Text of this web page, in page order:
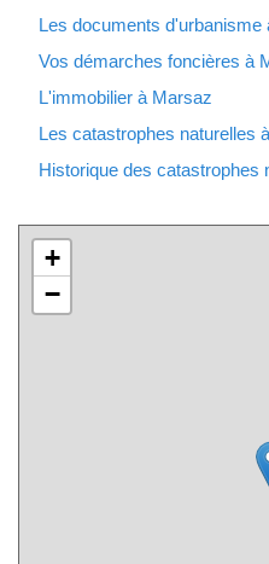
Les documents d'urbanisme
Vos démarches foncières à
L'immobilier à Marsaz
Les catastrophes naturelles
Historique des catastrophes
+
−